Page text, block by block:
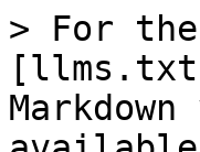
> For